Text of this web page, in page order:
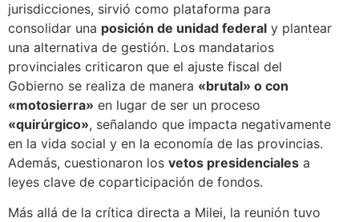
jurisdicciones, sirvió como plataforma para
consolidar una posición de unidad federal y plantear
una alternativa de gestión. Los mandatarios
provinciales criticaron que el ajuste fiscal del
Gobierno se realiza de manera «brutal» o con
«motosierra» en lugar de ser un proceso
«quirúrgico», señalando que impacta negativamente
en la vida social y en la economía de las provincias.
Además, cuestionaron los vetos presidenciales a
leyes clave de coparticipación de fondos.
Más allá de la crítica directa a Milei, la reunión tuvo